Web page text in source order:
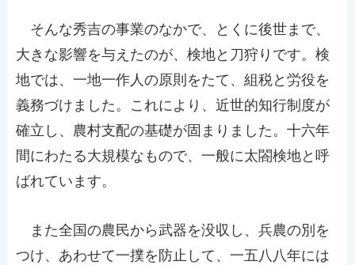
そんな秀吉の事業のなかで、とくに後世まで、
大きな影響を与えたのが、検地と刀狩りです。検
地では、一地一作人の原則をたて、組税と労役を
義務づけました。これにより、近世的知行制度が
確立し、農村支配の基礎が固まりました。十六年
間にわたる大規模なもので、一般に太閤検地と呼
ばれています。
また全国の農民から武器を没収し、兵農の別を
つけ、あわせて一撲を防止して、一五八八年には